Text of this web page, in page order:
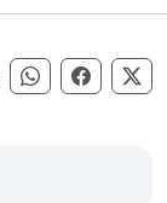
Compartir